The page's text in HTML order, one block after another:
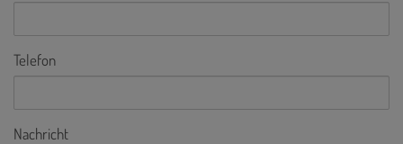
Telefon
Nachricht